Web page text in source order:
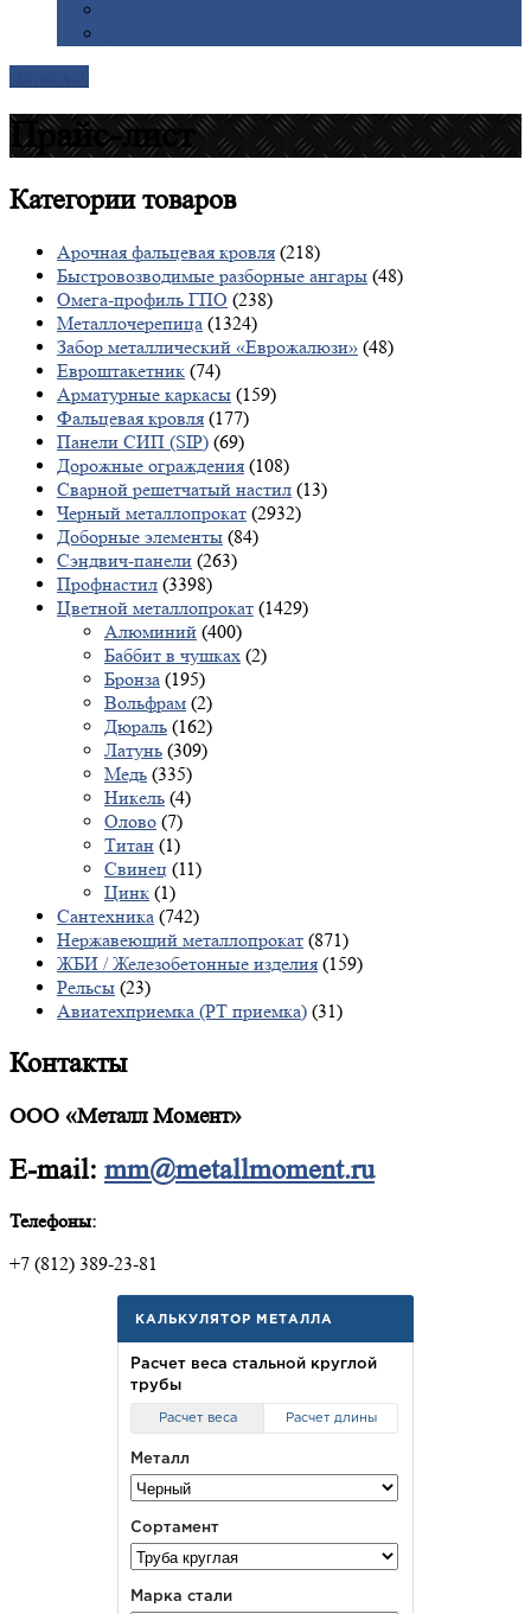
Прайс-лист
Категориитоваров
Арочная фальцевая кровля (218)
Быстровозводимые разборные ангары (48)
Омега-профиль ГПО (238)
Металлочерепица (1324)
Забор металлический «Еврожалюзи» (48)
Евроштакетник (74)
Арматурные каркасы (159)
Фальцевая кровля (177)
Панели СИП (SIP) (69)
Дорожные ограждения (108)
Сварной решетчатый настил (13)
Черный металлопрокат (2932)
Доборные элементы (84)
Сэндвич-панели (263)
Профнастил (3398)
Цветной металлопрокат (1429)
Алюминий (400)
Баббит в чушках (2)
Бронза (195)
Вольфрам (2)
Дюраль (162)
Латунь (309)
Медь (335)
Никель (4)
Олово (7)
Титан (1)
Свинец (11)
Цинк (1)
Сантехника (742)
Нержавеющий металлопрокат (871)
ЖБИ / Железобетонные изделия (159)
Рельсы (23)
Авиатехприемка (РТ приемка) (31)
Контакты
ООО «Металл Момент»
E-mail: mm@metallmoment.ru
Телефоны:
+7 (812) 389-23-81